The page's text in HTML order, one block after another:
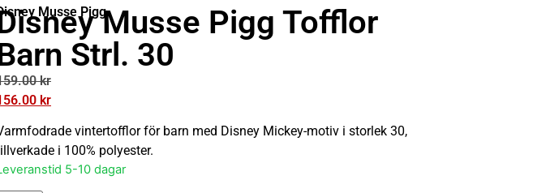
Musse PiggMusse Pigg Tofflor
Strl. 30
kr
kr
vintertofflor för barn med Disney Mickey-motiv i storlek 30,
i 100% polyester.
5-10 dagar